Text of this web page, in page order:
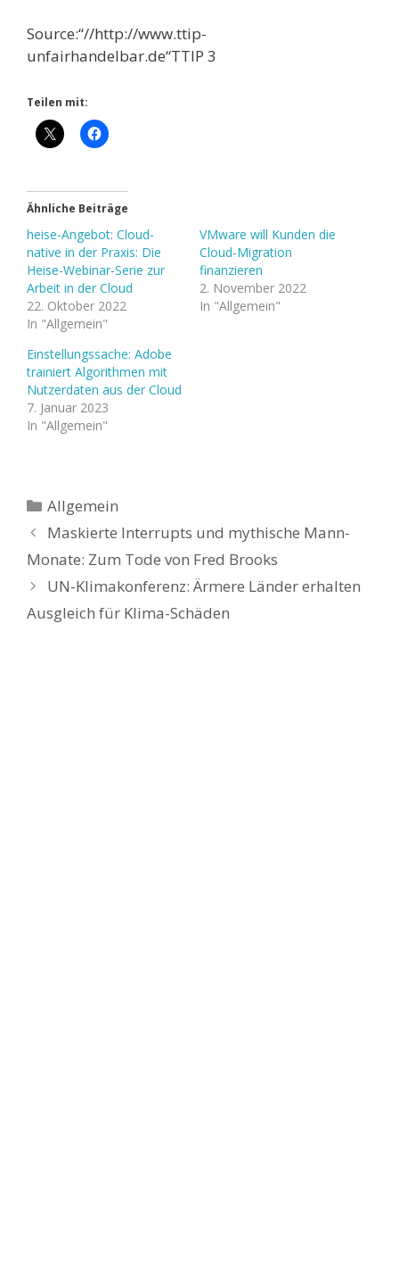
Source:“//http://www.ttip-
unfairhandelbar.de“TTIP 3
Teilen mit:
Ähnliche Beiträge
heise-Angebot: Cloud-
native in der Praxis: Die
Heise-Webinar-Serie zur
Arbeit in der Cloud
22. Oktober 2022
In "Allgemein"
VMware will Kunden die
Cloud-Migration
finanzieren
2. November 2022
In "Allgemein"
Einstellungssache: Adobe
trainiert Algorithmen mit
Nutzerdaten aus der Cloud
7. Januar 2023
In "Allgemein"
Kategorien
Allgemein
Maskierte Interrupts und mythische Mann-
Monate: Zum Tode von Fred Brooks
UN-Klimakonferenz: Ärmere Länder erhalten
Ausgleich für Klima-Schäden